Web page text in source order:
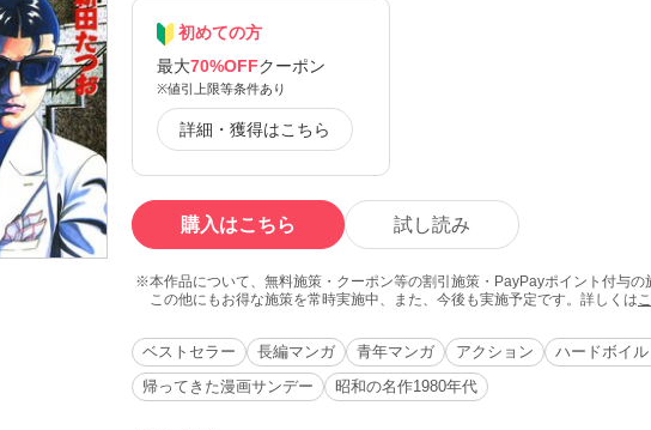
初めての方
最大70%OFFクーポン
※値引上限等条件あり
詳細・獲得はこちら
購入はこちら 試し読み
本作品について、無料施策・クーポン等の割引施策・PayPayポイント付与
この他にもお得な施策を常時実施中、また、今後も実施予定です。詳しくは
ベストセラー 長編マンガ 青年マンガ アクション
ハードボイ
帰ってきた漫画サンデー
昭和の名作1980年代